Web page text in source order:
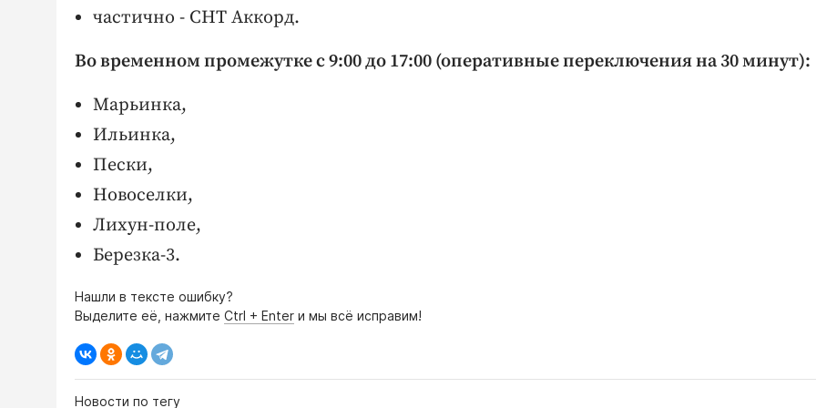
частично - СНТ Аккорд.
Во временном промежутке с 9:00 до 17:00 (оперативные переключения на 30 минут):
Марьинка,
Ильинка,
Пески,
Новоселки,
Лихун-поле,
Березка-3.
Нашли в тексте ошибку?
Выделите её, нажмите Ctrl + Enter и мы всё исправим!
Новости по тегу